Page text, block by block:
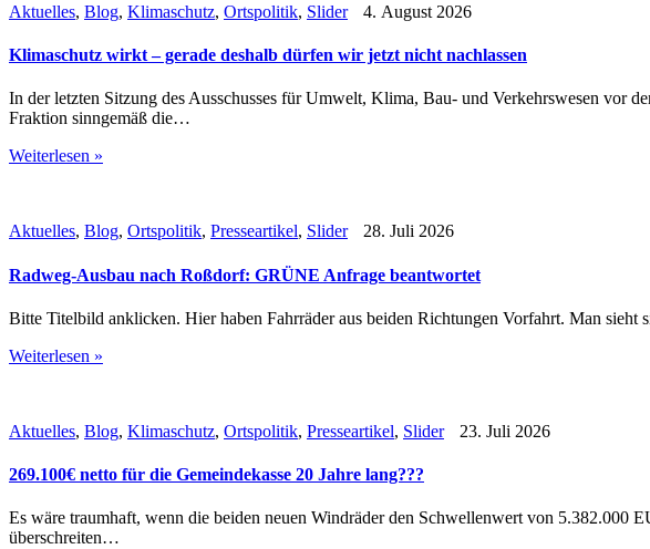
Aktuelles, Blog, Klimaschutz, Ortspolitik, Slider 4. August 2026
Klimaschutz wirkt – gerade deshalb dürfen wir jetzt nicht nachlassen
In der letzten Sitzung des Ausschusses für Umwelt, Klima, Bau- und Verkehrswesen vor
Fraktion sinngemäß die…
Weiterlesen »
Aktuelles, Blog, Ortspolitik, Presseartikel, Slider 28. Juli 2026
Radweg-Ausbau nach Roßdorf: GRÜNE Anfrage beantwortet
Bitte Titelbild anklicken. Hier haben Fahrräder aus beiden Richtungen Vorfahrt. Man
Weiterlesen »
Aktuelles, Blog, Klimaschutz, Ortspolitik, Presseartikel, Slider 23. Juli 2026
269.100€ netto für die Gemeindekasse 20 Jahre lang???
Es wäre traumhaft, wenn die beiden neuen Windräder den Schwellenwert von 5.382.000
überschreiten…